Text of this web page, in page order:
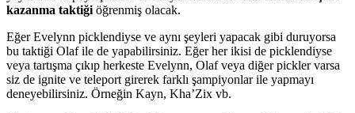
kazanma taktiği öğrenmiş olacak.
Eğer Evelynn picklendiyse ve aynı şeyleri yapacak gibi duruyorsa
bu taktiği Olaf ile de yapabilirsiniz. Eğer her ikisi de picklendiyse
veya tartışma çıkıp herkeste Evelynn, Olaf veya diğer pickler varsa
siz de ignite ve teleport girerek farklı şampiyonlar ile yapmayı
deneyebilirsiniz. Örneğin Kayn, Kha’Zix vb.